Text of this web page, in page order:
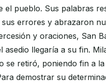
el pueblo. Sus palabras
errores y abrazaron
y oraciones, San
asedio llegaría a su fin.
se retiró, poniendo fin a
demostrar su